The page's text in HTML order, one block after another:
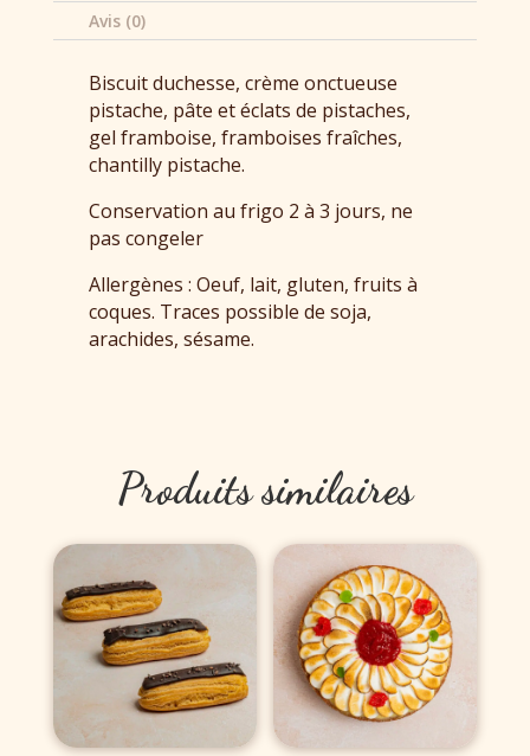
Avis (0)
Biscuit duchesse, crème onctueuse
pistache, pâte et éclats de pistaches,
gel framboise, framboises fraîches,
chantilly pistache.
Conservation au frigo 2 à 3 jours, ne
pas congeler
Allergènes : Oeuf, lait, gluten, fruits à
coques. Traces possible de soja,
arachides, sésame.
Produits similaires